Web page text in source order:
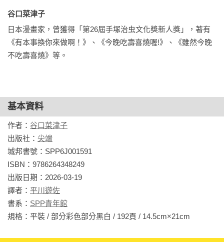
的新時代戀愛故事，第3集隆重登場！
本集特別收錄《有本事換你來做啊！》✕《豆與麥》的跨作品合
作特別篇！
谷口菜津子
日本漫畫家，曾獲得「第26屆手塚治虫文化獎新人獎」，著有
《有本事換你來做啊！》、《今晚吃壽喜燒喔!》、《雖然今晚
不吃壽喜燒》等。
基本資料
作者： 谷口菜津子
出版社： 尖端
城邦書號：SPP6J001591
ISBN：9786264348249
出版日期：2026-03-19
譯者： 平川遊佐
書系： SPP青年館